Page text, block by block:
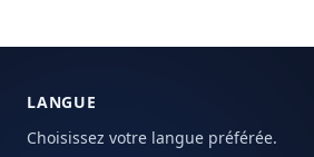
LANGUE
Choisissez votre langue préférée.